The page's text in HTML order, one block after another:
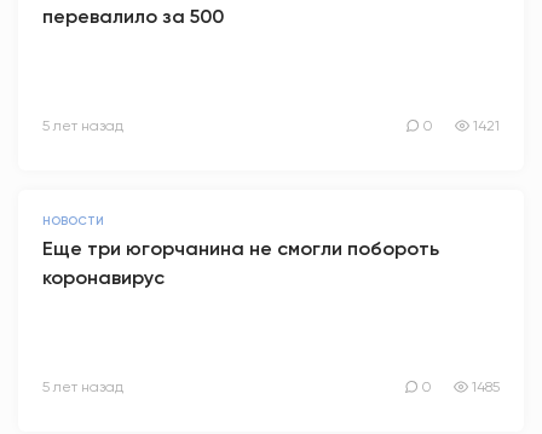
перевалило за 500
5 лет назад 0 1421
НОВОСТИ
Еще три югорчанина не смогли побороть
коронавирус
5 лет назад 0 1485